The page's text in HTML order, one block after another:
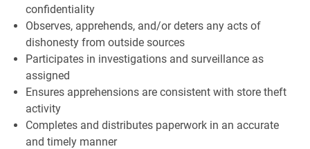
confidentiality
Observes, apprehends, and/or deters any acts of
dishonesty from outside sources
Participates in investigations and surveillance as
assigned
Ensures apprehensions are consistent with store theft
activity
Completes and distributes paperwork in an accurate
and timely manner